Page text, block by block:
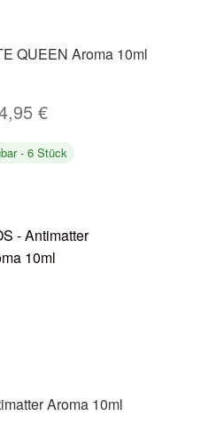
QUEEN Aroma 10ml
€
- 6 Stück
Aroma 10ml